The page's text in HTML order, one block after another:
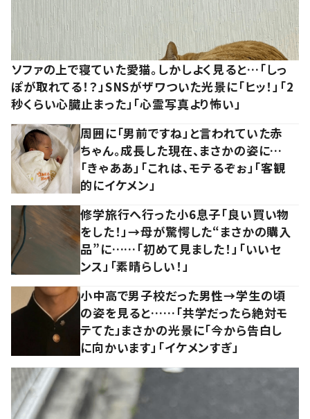
ソファの上で寝ていた愛猫。しかしよく見ると…「しっ
ぽが取れてる！？」SNSがザワついた光景に「ヒッ！」「2
秒くらい心臓止まった」「心霊写真より怖い」
周囲に「男前ですね」と言われていた赤
ちゃん。成長した現在、まさかの姿に…
「きゃああ」「これは、モテるぞぉ」「客観
的にイケメン」
修学旅行へ行った小6息子「良い買い物
をした！」→母が驚愕した“まさかの購入
品”に……「初めて見ました！」「いいセ
ンス」「素晴らしい！」
小中高で男子校だった男性→学生の頃
の姿を見ると……「共学だったら絶対モ
テてた」まさかの光景に「今から告白し
に向かいます」「イケメンすぎ」